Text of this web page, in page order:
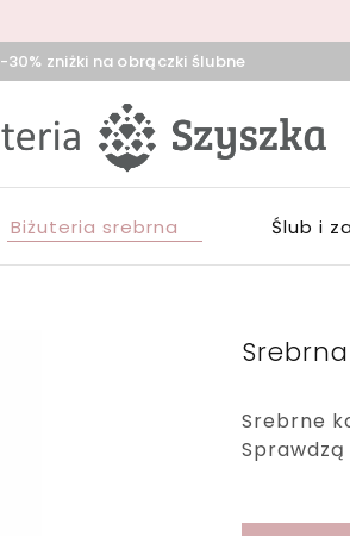
-30% zniżki na obrączki ślubne
Biżuteria srebrna Ślub i
Srebrne